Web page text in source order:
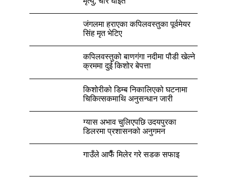
जंगलमा हराएका कपिलवस्तुका पूर्वमेयर
सिंह मृत भेटिए
कपिलवस्तुको बाणगंगा नदीमा पौडी खेल्ने
क्रममा दुई किशोर बेपत्ता
किशोरीको डिम्ब निकालिएको घटनामा
चिकित्सकमाथि अनुसन्धान जारी
ग्यास अभाव चुलिएपछि उदयपुरका
डिलरमा प्रशासनको अनुगमन
गाउँले आफैँ मिलेर गरे सडक सफाइ